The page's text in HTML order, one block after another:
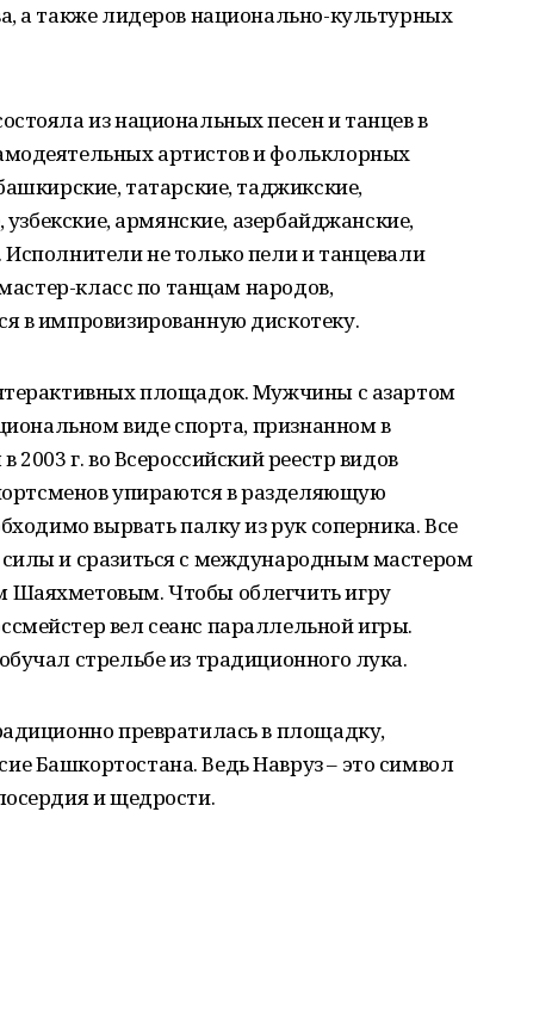
а также лидеров национально-культурных
из национальных песен и танцев в
артистов и фольклорных
татарские, таджикские,
армянские, азербайджанские,
не только пели и танцевали
класс по танцам народов,
в импровизированную дискотеку.
площадок. Мужчины с азартом
виде спорта, признанном в
г. во Всероссийский реестр видов
упираются в разделяющую
вырвать палку из рук соперника. Все
и сразиться с международным мастером
Чтобы облегчить игру
вел сеанс параллельной игры.
стрельбе из традиционного лука.
превратилась в площадку,
Башкортостана. Ведь Навруз – это символ
и щедрости.